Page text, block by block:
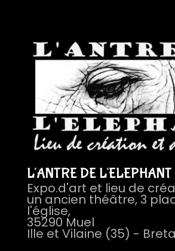
L'ANTRE DE L'ELEPHANT
Expo.d'art et lieu de
un ancien théâtre, 3
l'église,
35290 Muel
Ille et Vilaine (35) -